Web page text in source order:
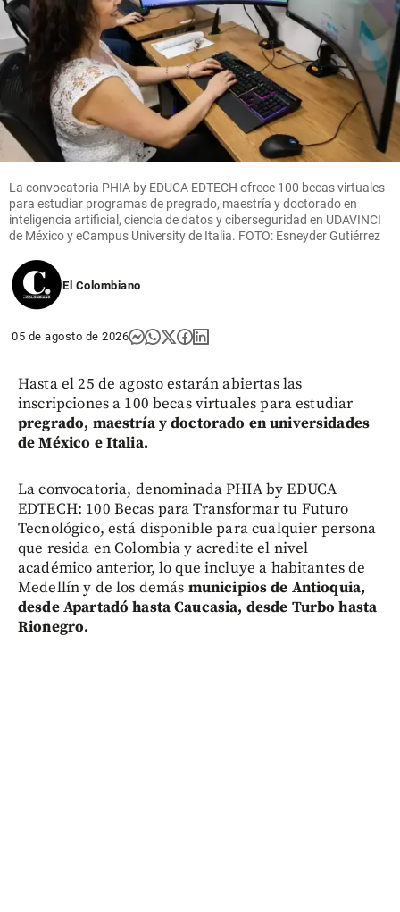
La convocatoria PHIA by EDUCA EDTECH ofrece 100 becas virtuales
para estudiar programas de pregrado, maestría y doctorado en
inteligencia artificial, ciencia de datos y ciberseguridad en UDAVINCI
de México y eCampus University de Italia. FOTO: Esneyder Gutiérrez
El Colombiano
05 de agosto de 2026
Hasta el 25 de agosto estarán abiertas las
inscripciones a 100 becas virtuales para estudiar
pregrado, maestría y doctorado en universidades
de México e Italia.
La convocatoria, denominada PHIA by EDUCA
EDTECH: 100 Becas para Transformar tu Futuro
Tecnológico, está disponible para cualquier persona
que resida en Colombia y acredite el nivel
académico anterior, lo que incluye a habitantes de
Medellín y de los demás municipios de Antioquia,
desde Apartadó hasta Caucasia, desde Turbo hasta
Rionegro.